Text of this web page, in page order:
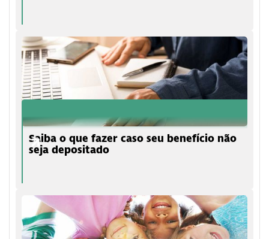
Saiba o que fazer caso seu benefício não
seja depositado